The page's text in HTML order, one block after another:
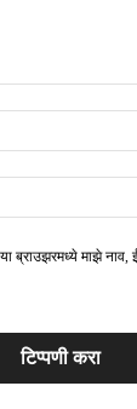
या ब्राउझरमध्ये माझे